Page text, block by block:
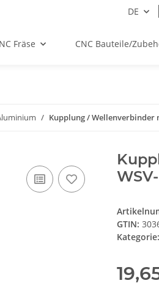
DE
Fräse CNC Bauteile/
Kupplung / Wellenverbinder
GTIN:
Kategorie: